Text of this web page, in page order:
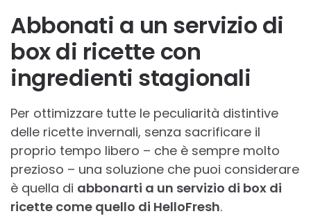
Abbonati a un servizio di
box di ricette con
ingredienti stagionali
Per ottimizzare tutte le peculiarità distintive
delle ricette invernali, senza sacrificare il
proprio tempo libero – che è sempre molto
prezioso – una soluzione che puoi considerare
è quella di abbonarti a un servizio di box di
ricette come quello di HelloFresh.